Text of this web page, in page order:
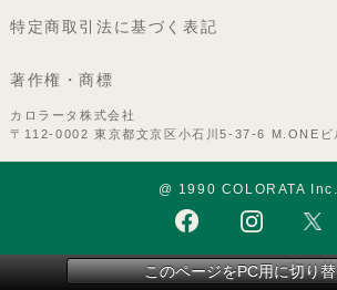
特定商取引法に基づく表記
著作権・商標
カロラータ株式会社
〒112-0002 東京都文京区小石川5-37-6 M.ONEビ
@ 1990 COLORATA Inc.
このページをPC用に切り